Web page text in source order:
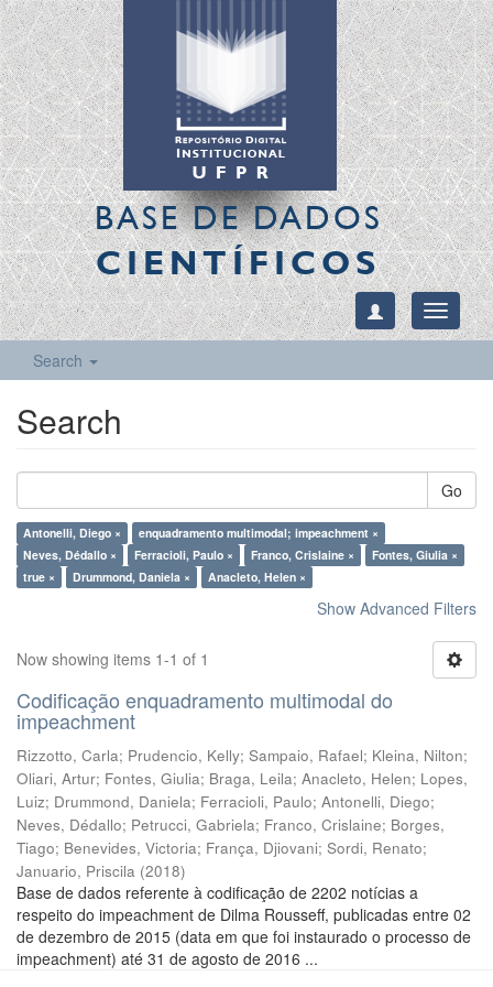
BASE DE DADOS
CIENTÍFICOS
Toggle
Search
Search
Go
Antonelli, Diego ×
enquadramento multimodal; impeachment ×
Neves, Dédallo ×
Ferracioli, Paulo × Franco, Crislaine ×
Fontes, Giulia ×
true ×
Drummond, Daniela × Anacleto, Helen ×
Show Advanced Filters
Now showing items 1-1 of 1
Codificação enquadramento multimodal do
impeachment
Rizzotto, Carla; Prudencio, Kelly; Sampaio, Rafael; Kleina, Nilton;
Oliari, Artur; Fontes, Giulia; Braga, Leila; Anacleto, Helen; Lopes,
Luiz; Drummond, Daniela; Ferracioli, Paulo; Antonelli, Diego;
Neves, Dédallo; Petrucci, Gabriela; Franco, Crislaine; Borges,
Tiago; Benevides, Victoria; França, Djiovani; Sordi, Renato;
Januario, Priscila (2018)
Base de dados referente à codificação de 2202 notícias a
respeito do impeachment de Dilma Rousseff, publicadas entre 02
de dezembro de 2015 (data em que foi instaurado o processo de
impeachment) até 31 de agosto de 2016 ...